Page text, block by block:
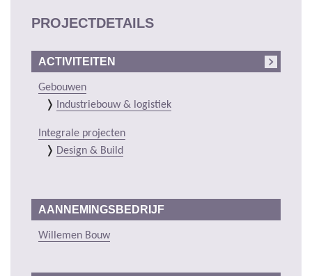
PROJECTDETAILS
ACTIVITEITEN
Gebouwen
Industriebouw & logistiek
Integrale projecten
Design & Build
AANNEMINGSBEDRIJF
Willemen Bouw